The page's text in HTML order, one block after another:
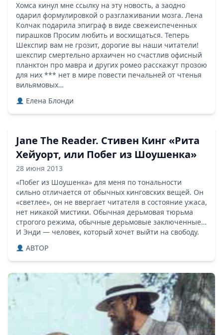
Хомса кинул мне ссылку на эту новость, а заодно
одарил формулировкой о разглаживании мозга. Лена
Колчак подарила эпиграф в виде свежеиспеченных
пирашков Просим любить и восхищаться. Теперь
Шекспир вам не грозит, дорогие вы наши читатели!
шекспир смертельно архаичен но счастлив офисный
планктон про мавра и других ромео расскажут прозою
для них *** нет в мире повести печальней от чтенья
вильямовых…
Елена Блонди
Jane The Reader. Стивен Кинг «Рита
Хейуорт, или Побег из Шоушенка»
28 июня 2013
«Побег из Шоушенка» для меня по тональности
сильно отличается от обычных кинговских вещей. Он
«светлее», он не ввергает читателя в состояние ужаса,
нет никакой мистики. Обычная дерьмовая тюрьма
строгого режима, обычные дерьмовые заключенные…
И Энди — человек, который хочет выйти на свободу.
ABTOP